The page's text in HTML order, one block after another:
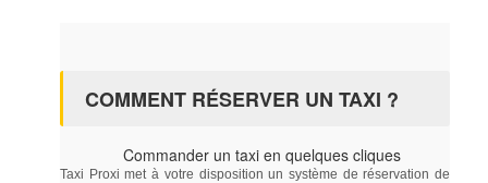
COMMENT RÉSERVER UN TAXI ?
Commander un taxi en quelques cliques
Taxi Proxi met à votre disposition un système de réservation de